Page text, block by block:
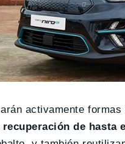
activamente
recuperación de hasta